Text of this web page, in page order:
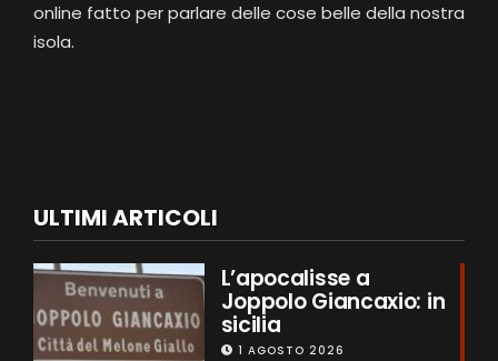
online fatto per parlare delle cose belle della nostra
isola.
ULTIMI ARTICOLI
L’apocalisse a
Joppolo Giancaxio: in
sicilia
1 AGOSTO 2026